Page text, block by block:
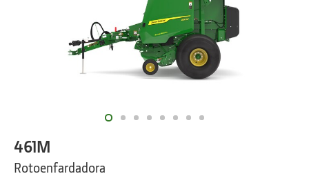
461M
Rotoenfardadora